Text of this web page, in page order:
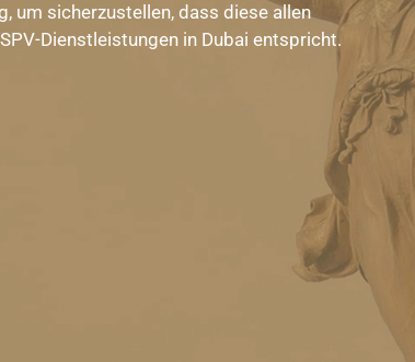
um sicherzustellen, dass diese allen
Dienstleistungen in Dubai entspricht.